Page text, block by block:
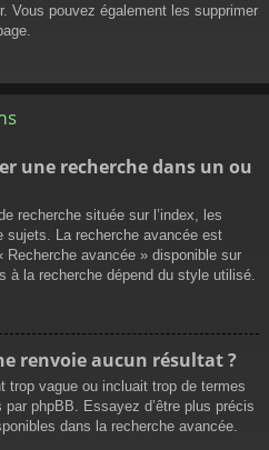
Vous pouvez également les supprimer
une recherche dans un ou
recherche située sur l’index, les
sujets. La recherche avancée est
avancée » disponible sur
à la recherche dépend du style utilisé.
renvoie aucun résultat ?
trop vague ou incluait trop de termes
phpBB. Essayez d’être plus précis
dans la recherche avancée.